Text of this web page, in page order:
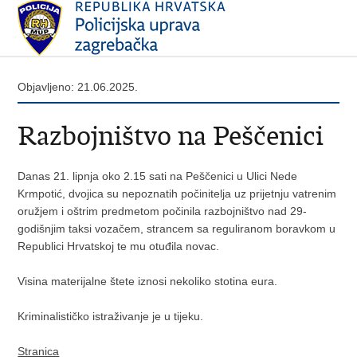
Objavljeno: 21.06.2025.
Razbojništvo na Peščenici
Danas 21. lipnja oko 2.15 sati na Peščenici u Ulici Nede
Krmpotić, dvojica su nepoznatih počinitelja uz prijetnju vatrenim
oružjem i oštrim predmetom počinila razbojništvo nad 29-
godišnjim taksi vozačem, strancem sa reguliranom boravkom u
Republici Hrvatskoj te mu otuđila novac.
Visina materijalne štete iznosi nekoliko stotina eura.
Kriminalističko istraživanje je u tijeku.
Stranica